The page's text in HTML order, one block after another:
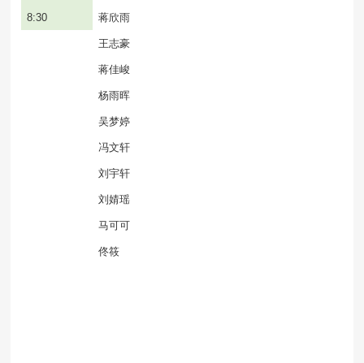
8:30 蒋欣雨
王志豪
蒋佳峻
杨雨晖
吴梦婷
冯文轩
刘宇轩
刘婧瑶
马可可
佟筱